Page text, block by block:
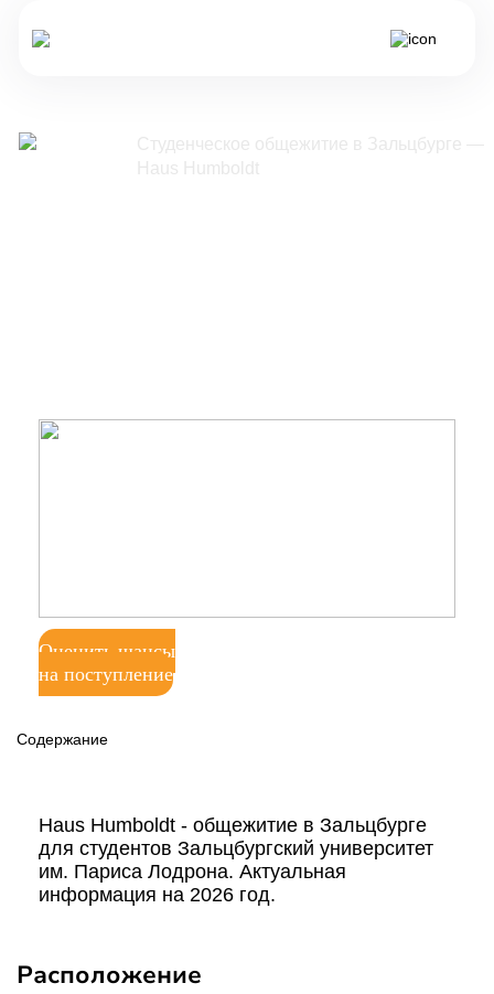
Оценить шансы
на поступление
Содержание
Haus Humboldt - общежитие в Зальцбурге
для студентов Зальцбургский университет
им. Париса Лодрона. Актуальная
информация на 2026 год.
Расположение